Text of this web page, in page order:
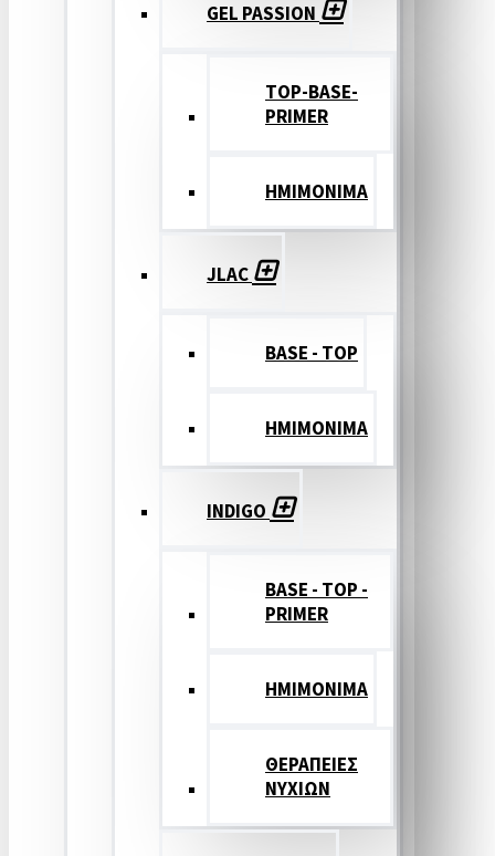
GEL PASSION
TOP-BASE-
PRIMER
ΗΜΙΜΟΝΙΜΑ
JLAC
BASE - TOP
ΗΜΙΜΟΝΙΜΑ
INDIGO
BASE - TOP -
PRIMER
HMIMONIMA
ΘΕΡΑΠΕΙΕΣ
ΝΥΧΙΩΝ